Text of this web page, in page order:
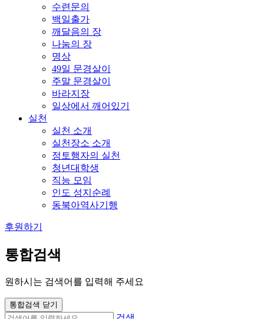
수련문의
백일출가
깨달음의 장
나눔의 장
명상
49일 문경살이
주말 문경살이
바라지장
일상에서 깨어있기
실천
실천 소개
실천장소 소개
정토행자의 실천
청년대학생
직능 모임
인도 성지순례
동북아역사기행
후원하기
통합검색
원하시는 검색어를 입력해 주세요
통합검색 닫기